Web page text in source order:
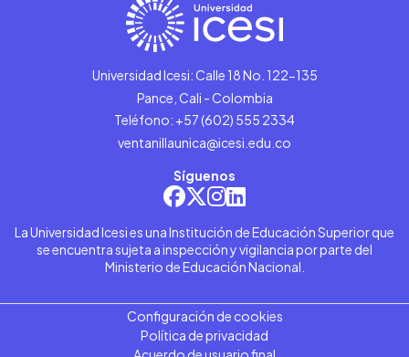
Universidad Icesi: Calle 18 No. 122-135
Pance, Cali - Colombia
Teléfono: +57 (602) 555 2334
ventanillaunica@icesi.edu.co
Síguenos
La Universidad Icesi es una Institución de Educación Superior que
se encuentra sujeta a inspección y vigilancia por parte del
Ministerio de Educación Nacional.
Configuración de cookies
Política de privacidad